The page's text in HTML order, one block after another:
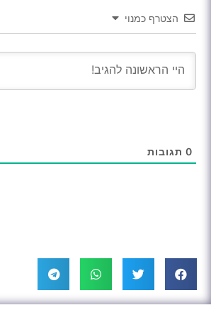
הצטרף כמנוי
0 תגובות